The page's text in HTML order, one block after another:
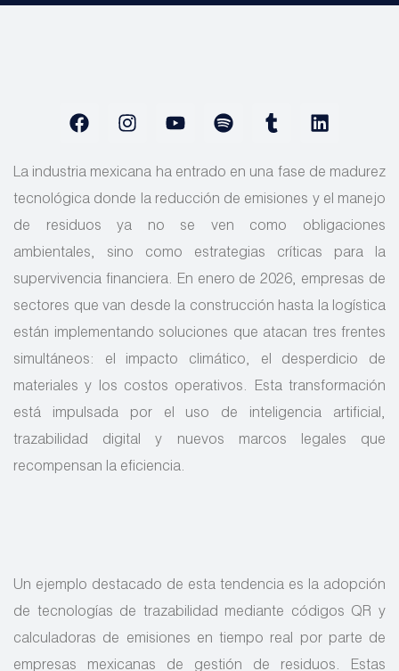
La industria mexicana ha entrado en una fase de madurez
tecnológica donde la reducción de emisiones y el manejo
de residuos ya no se ven como obligaciones
ambientales, sino como estrategias críticas para la
supervivencia financiera. En enero de 2026, empresas de
sectores que van desde la construcción hasta la logística
están implementando soluciones que atacan tres frentes
simultáneos: el impacto climático, el desperdicio de
materiales y los costos operativos. Esta transformación
está impulsada por el uso de inteligencia artificial,
trazabilidad digital y nuevos marcos legales que
recompensan la eficiencia.
Un ejemplo destacado de esta tendencia es la adopción
de tecnologías de trazabilidad mediante códigos QR y
calculadoras de emisiones en tiempo real por parte de
empresas mexicanas de gestión de residuos. Estas